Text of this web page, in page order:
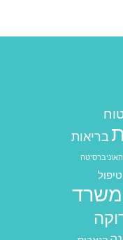
בריאות
האוניברסיטה
טיפול
משרד